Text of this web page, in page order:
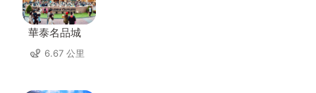
華泰名品城
6.67 公里